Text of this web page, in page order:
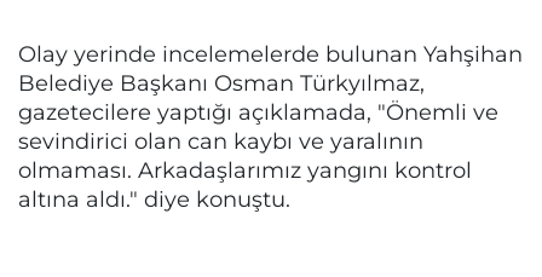
Olay yerinde incelemelerde bulunan Yahşihan
Belediye Başkanı Osman Türkyılmaz,
gazetecilere yaptığı açıklamada, "Önemli ve
sevindirici olan can kaybı ve yaralının
olmaması. Arkadaşlarımız yangını kontrol
altına aldı." diye konuştu.